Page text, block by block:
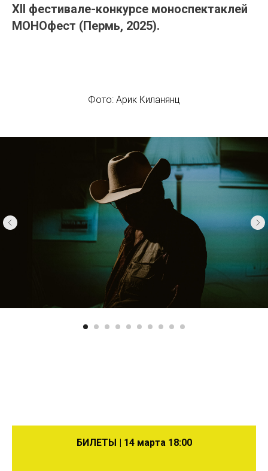
XII фестивале-конкурсе моноспектаклей
МОНОфест (Пермь, 2025).
Фото: Арик Киланянц
БИЛЕТЫ | 14 марта 18:00